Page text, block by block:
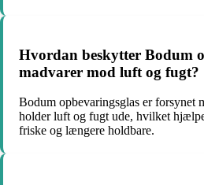
Hvordan beskytter Bodum
madvarer mod luft og fugt?
Bodum opbevaringsglas er forsynet
holder luft og fugt ude, hvilket
friske og længere holdbare.